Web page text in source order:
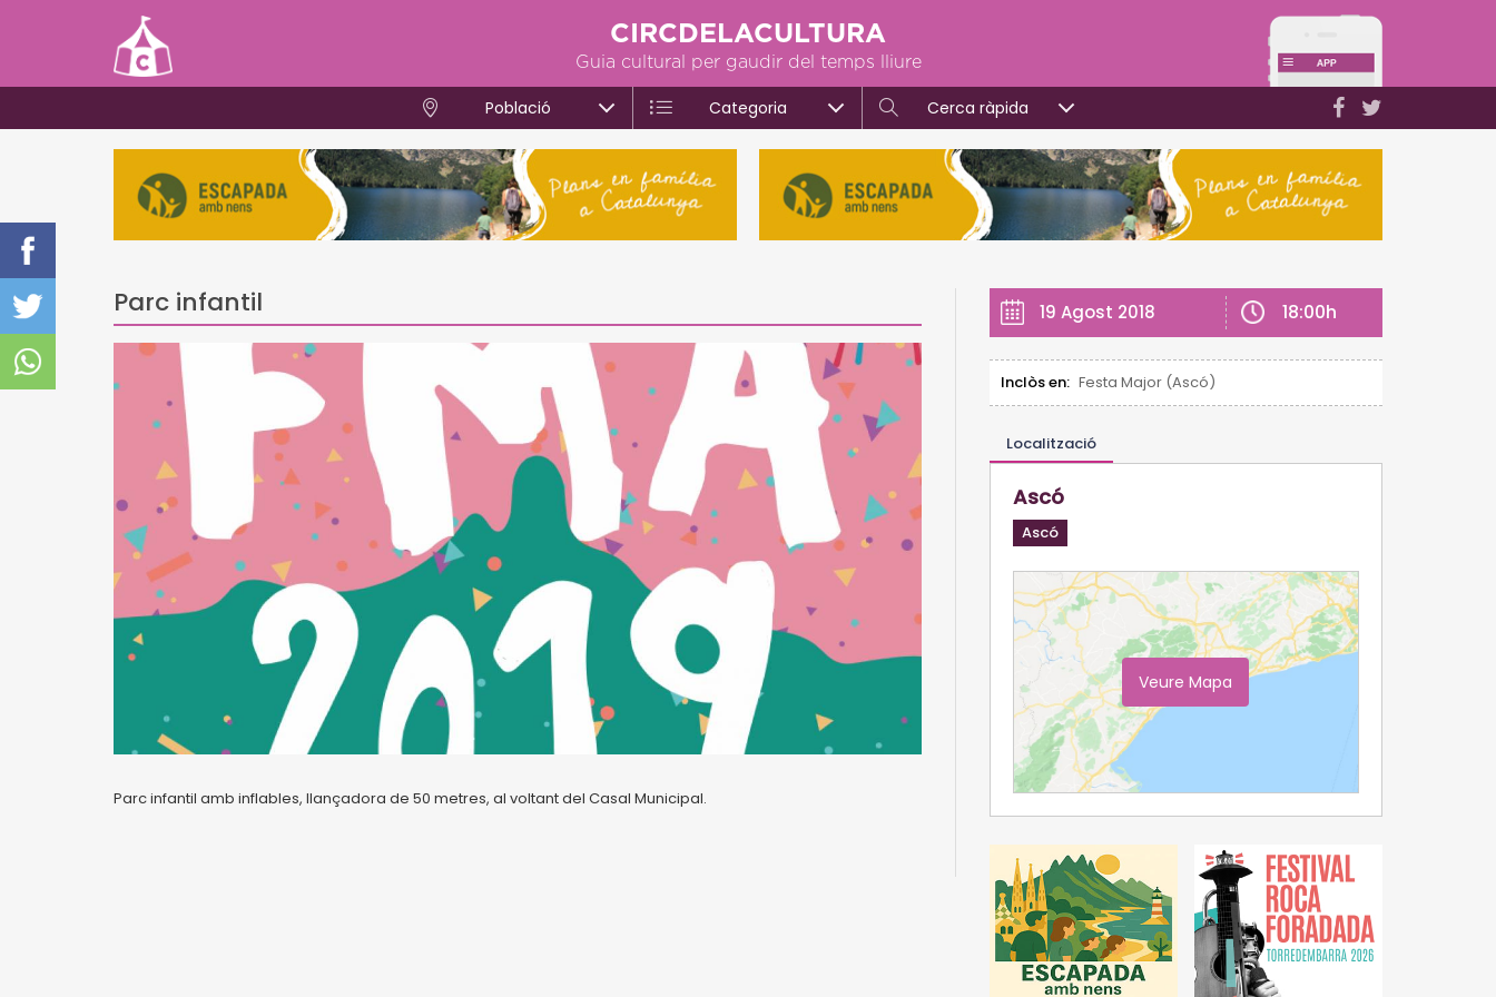
CIRCDELACULTURA
Guia cultural per gaudir del temps lliure
Població Categoria Cerca ràpida
Parc infantil
Parc infantil amb inflables, llançadora de 50 metres, al voltant del Casal Municipal.
19 Agost 2018 18:00h
Inclòs en: Festa Major (Ascó)
Localització
Ascó
Ascó
Veure Mapa